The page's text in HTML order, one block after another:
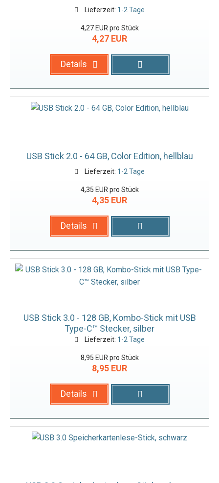
Lieferzeit: 1-2 Tage
4,27 EUR pro Stück
4,27 EUR
Details
USB Stick 2.0 - 64 GB, Color Edition, hellblau
Lieferzeit: 1-2 Tage
4,35 EUR pro Stück
4,35 EUR
Details
USB Stick 3.0 - 128 GB, Kombo-Stick mit USB
Type-C™ Stecker, silber
Lieferzeit: 1-2 Tage
8,95 EUR pro Stück
8,95 EUR
Details